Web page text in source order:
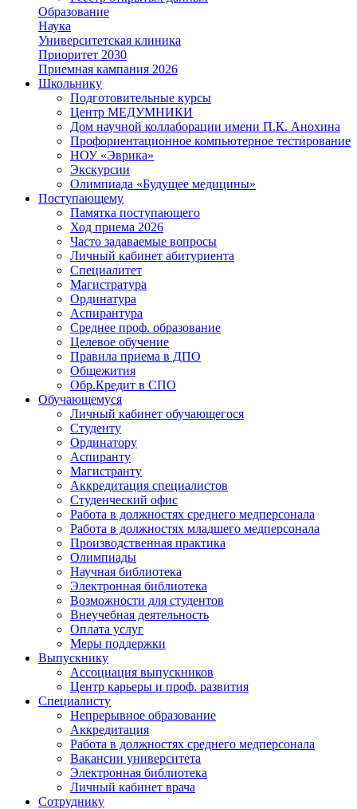
Образование
Наука
Университетская клиника
Приоритет 2030
Приемная кампания 2026
Школьнику
Подготовительные курсы
Центр МЕДУМНИКИ
Дом научной коллаборации имени П.К. Анохина
Профориентационное компьютерное тестирование
НОУ «Эврика»
Экскурсии
Олимпиада «Будущее медицины»
Поступающему
Памятка поступающего
Ход приема 2026
Часто задаваемые вопросы
Личный кабинет абитуриента
Специалитет
Магистратура
Ординатура
Аспирантура
Среднее проф. образование
Целевое обучение
Правила приема в ДПО
Общежития
Обр.Кредит в СПО
Обучающемуся
Личный кабинет обучающегося
Студенту
Ординатору
Аспиранту
Магистранту
Аккредитация специалистов
Студенческий офис
Работа в должностях среднего медперсонала
Работа в должностях младшего медперсонала
Производственная практика
Олимпиады
Научная библиотека
Электронная библиотека
Возможности для студентов
Внеучебная деятельность
Оплата услуг
Меры поддержки
Выпускнику
Ассоциация выпускников
Центр карьеры и проф. развития
Специалисту
Непрерывное образование
Аккредитация
Работа в должностях среднего медперсонала
Вакансии университета
Электронная библиотека
Личный кабинет врача
Сотруднику